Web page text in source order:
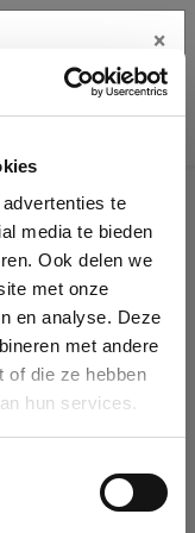
te
media te bieden
Ook delen we
met onze
en analyse. Deze
met andere
of die ze hebben
hun services.
name, VAT or
will auto-complete the
you can create
×